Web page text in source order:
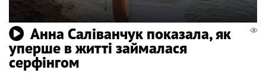
Анна Саліванчук показала, як
уперше в житті займалася
серфінгом